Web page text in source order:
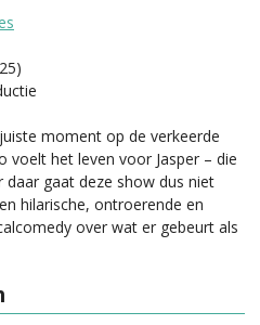
moment op de verkeerde
voelt het leven voor Jasper – die
gaat deze show dus niet
hilarische, ontroerende en
over wat er gebeurt als